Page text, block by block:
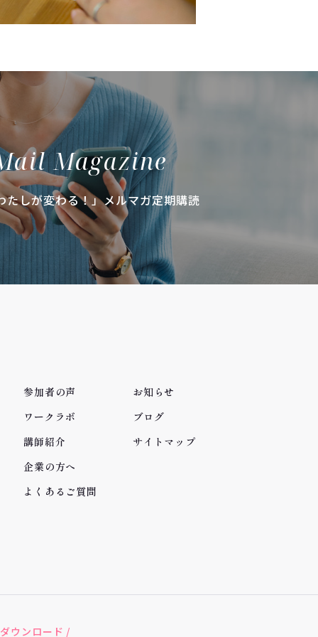
Magazine
たしが変わる！」メルマガ定期購読
参加者の声
ワークラボ
講師紹介
企業の方へ
よくあるご質問
お知らせ
ブログ
サイトマップ
ウンロード /